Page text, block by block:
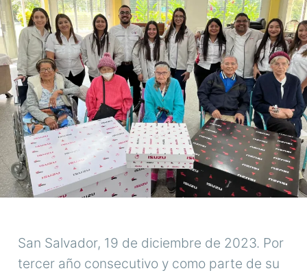
San Salvador, 19 de diciembre de 2023. Por
tercer año consecutivo y como parte de su